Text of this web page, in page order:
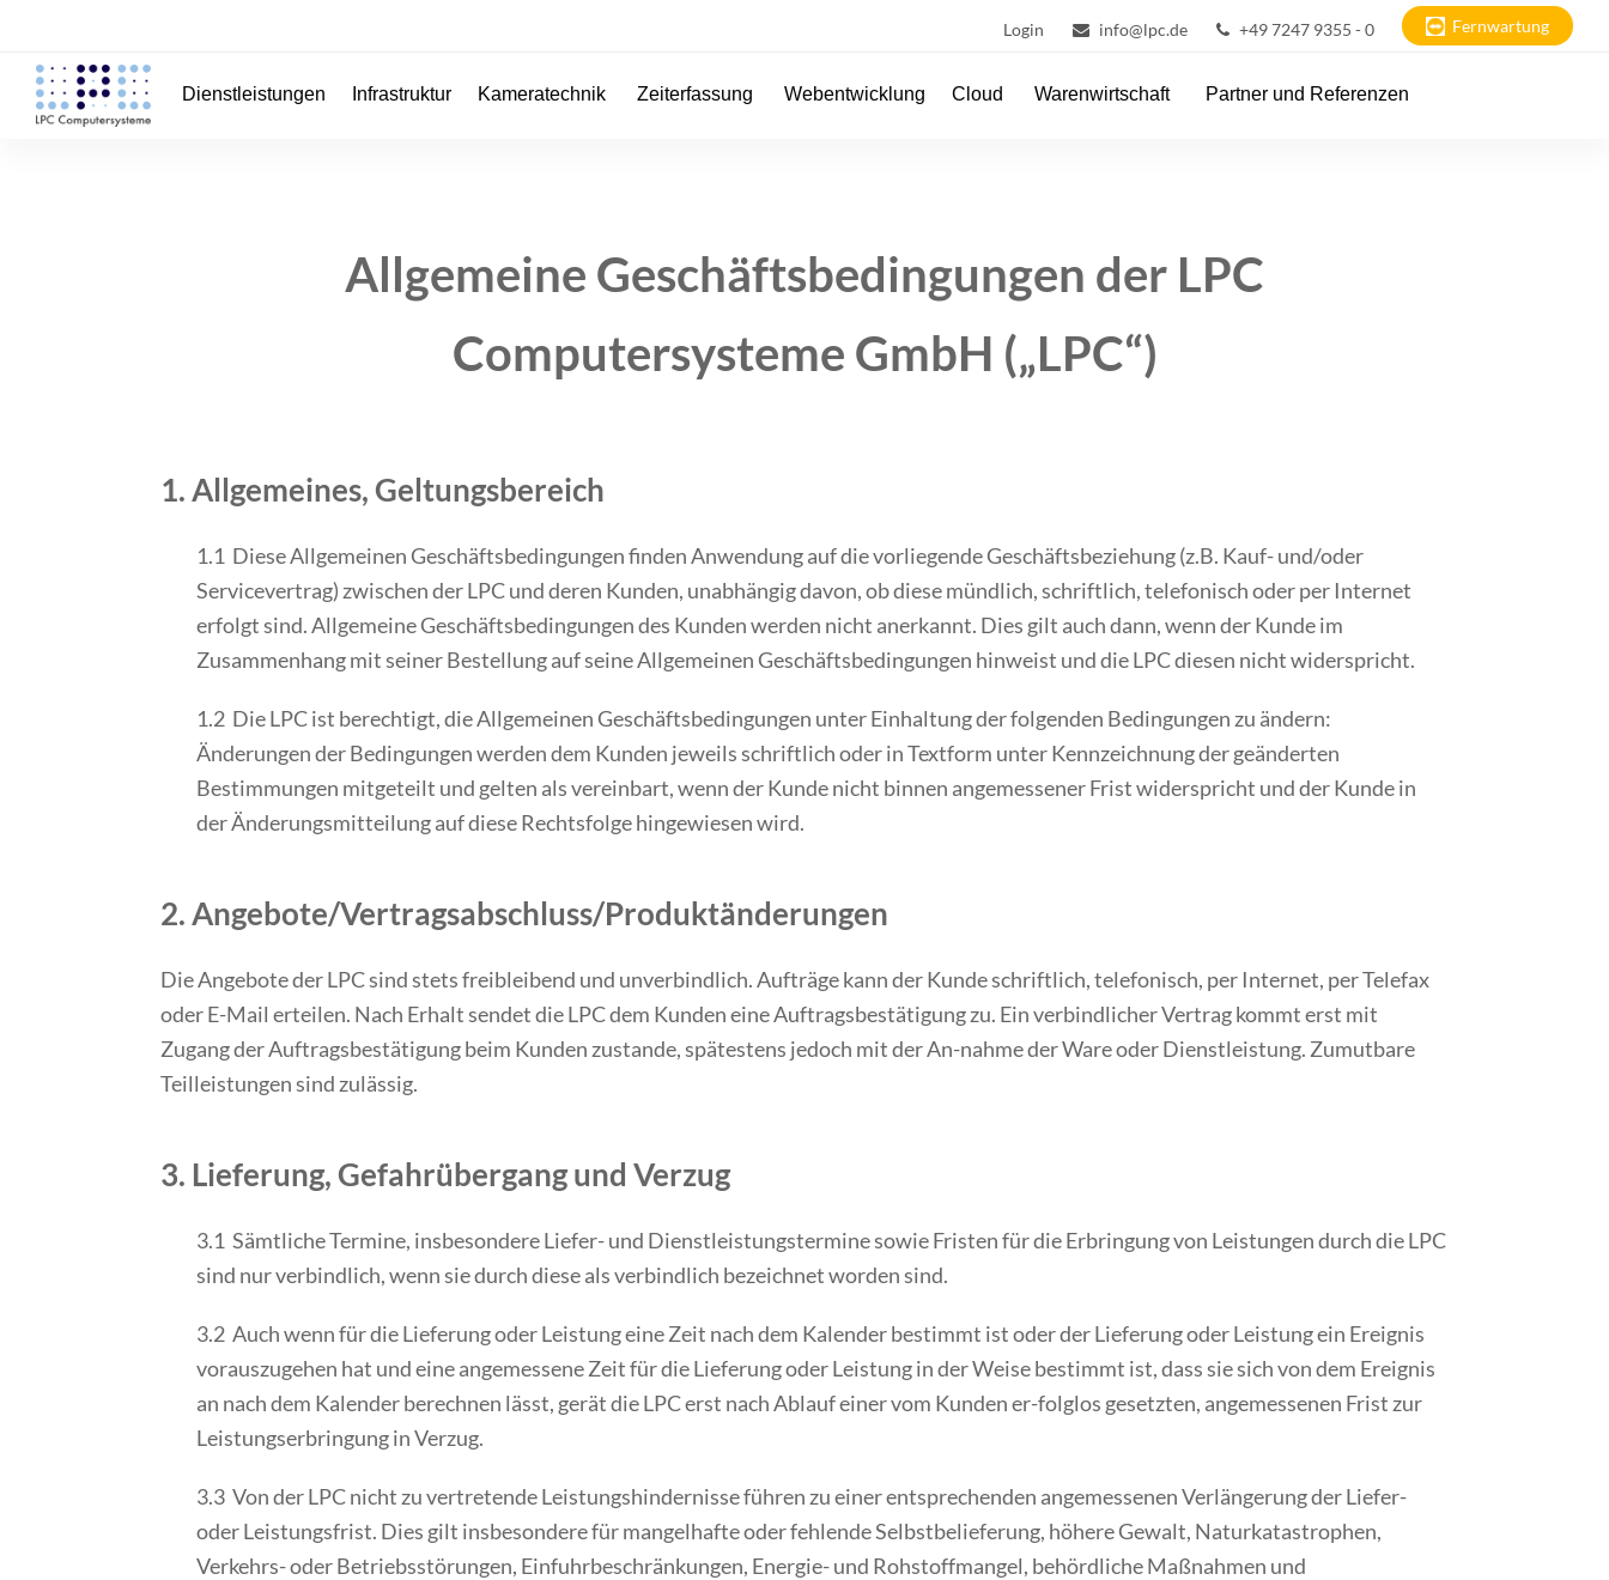
Login info@lpc.de +49 7247 9355 - 0 Fernwartung
Dienstleistungen Infrastruktur Kameratechnik Zeiterfassung Webentwicklung Cloud Warenwirtschaft Partner und Referenzen
Allgemeine Geschäftsbedingungen der LPC
Computersysteme GmbH („LPC“)
1. Allgemeines, Geltungsbereich
1.1 Diese Allgemeinen Geschäftsbedingungen finden Anwendung auf die vorliegende Geschäftsbeziehung (z.B. Kauf- und/oder
Servicevertrag) zwischen der LPC und deren Kunden, unabhängig davon, ob diese mündlich, schriftlich, telefonisch oder per Internet
erfolgt sind. Allgemeine Geschäftsbedingungen des Kunden werden nicht anerkannt. Dies gilt auch dann, wenn der Kunde im
Zusammenhang mit seiner Bestellung auf seine Allgemeinen Geschäftsbedingungen hinweist und die LPC diesen nicht widerspricht.
1.2 Die LPC ist berechtigt, die Allgemeinen Geschäftsbedingungen unter Einhaltung der folgenden Bedingungen zu ändern:
Änderungen der Bedingungen werden dem Kunden jeweils schriftlich oder in Textform unter Kennzeichnung der geänderten
Bestimmungen mitgeteilt und gelten als vereinbart, wenn der Kunde nicht binnen angemessener Frist widerspricht und der Kunde in
der Änderungsmitteilung auf diese Rechtsfolge hingewiesen wird.
2. Angebote/Vertragsabschluss/Produktänderungen
Die Angebote der LPC sind stets freibleibend und unverbindlich. Aufträge kann der Kunde schriftlich, telefonisch, per Internet, per Telefax
oder E-Mail erteilen. Nach Erhalt sendet die LPC dem Kunden eine Auftragsbestätigung zu. Ein verbindlicher Vertrag kommt erst mit
Zugang der Auftragsbestätigung beim Kunden zustande, spätestens jedoch mit der An-nahme der Ware oder Dienstleistung. Zumutbare
Teilleistungen sind zulässig.
3. Lieferung, Gefahrübergang und Verzug
3.1 Sämtliche Termine, insbesondere Liefer- und Dienstleistungstermine sowie Fristen für die Erbringung von Leistungen durch die LPC
sind nur verbindlich, wenn sie durch diese als verbindlich bezeichnet worden sind.
3.2 Auch wenn für die Lieferung oder Leistung eine Zeit nach dem Kalender bestimmt ist oder der Lieferung oder Leistung ein Ereignis
vorauszugehen hat und eine angemessene Zeit für die Lieferung oder Leistung in der Weise bestimmt ist, dass sie sich von dem Ereignis
an nach dem Kalender berechnen lässt, gerät die LPC erst nach Ablauf einer vom Kunden er-folglos gesetzten, angemessenen Frist zur
Leistungserbringung in Verzug.
3.3 Von der LPC nicht zu vertretende Leistungshindernisse führen zu einer entsprechenden angemessenen Verlängerung der Liefer-
oder Leistungsfrist. Dies gilt insbesondere für mangelhafte oder fehlende Selbstbelieferung, höhere Gewalt, Naturkatastrophen,
Verkehrs- oder Betriebsstörungen, Einfuhrbeschränkungen, Energie- und Rohstoffmangel, behördliche Maßnahmen und